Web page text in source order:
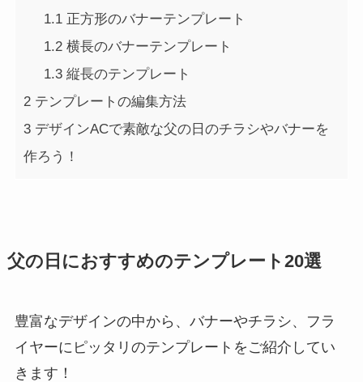
1.1 正方形のバナーテンプレート
1.2 横長のバナーテンプレート
1.3 縦長のテンプレート
2テンプレートの編集方法
3デザインACで素敵な父の日のチラシやバナーを
作ろう！
父の日におすすめのテンプレート20選
豊富なデザインの中から、バナーやチラシ、フラ
イヤーにピッタリのテンプレートをご紹介してい
きます！